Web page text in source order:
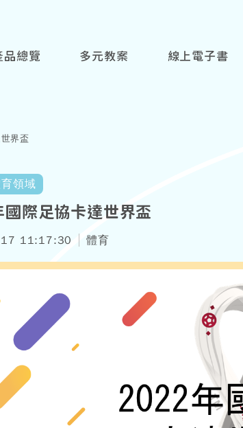
品總覽 多元教案 線上電子書
界盃
領域
際足協卡達世界盃
11:17:30 體育